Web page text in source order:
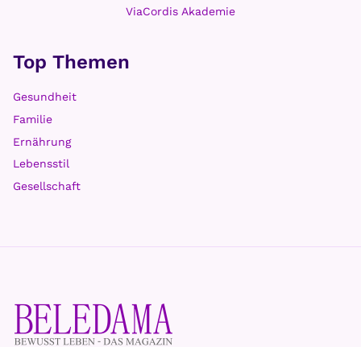
Top Themen
Gesundheit
Familie
Ernährung
Lebensstil
Gesellschaft
ViaCordis Akademie